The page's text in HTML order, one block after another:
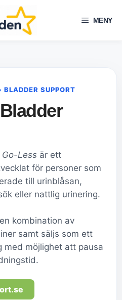
MENY
BLADDER SUPPORT
Less är ett
för personer som
till urinblåsan,
eller nattlig urinering.
kombination av
samt säljs som ett
med möjlighet att pausa